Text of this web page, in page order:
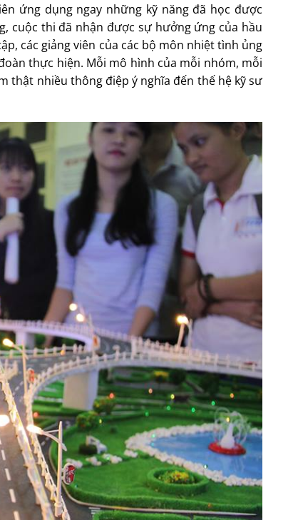
ứng dụng ngay những kỹ năng đã học được
cuộc thi đã nhận được sự hưởng ứng của hầu
các giảng viên của các bộ môn nhiệt tình ủng
thực hiện. Mỗi mô hình của mỗi nhóm, mỗi
thật nhiều thông điệp ý nghĩa đến thế hệ kỹ sư